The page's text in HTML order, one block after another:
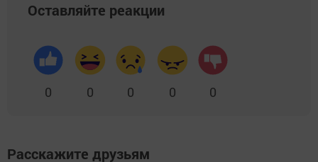
Оставляйте реакции
0 0 0 0 0
Расскажите друзьям